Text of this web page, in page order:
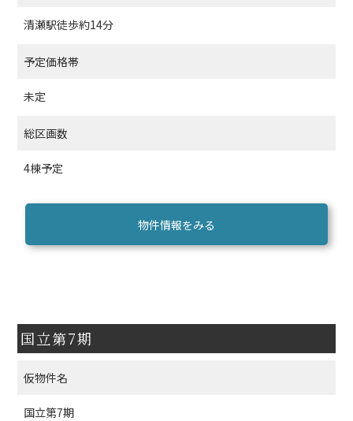
清瀬駅徒歩約14分
予定価格帯
未定
総区画数
4棟予定
物件情報をみる
国立第7期
仮物件名
国立第7期